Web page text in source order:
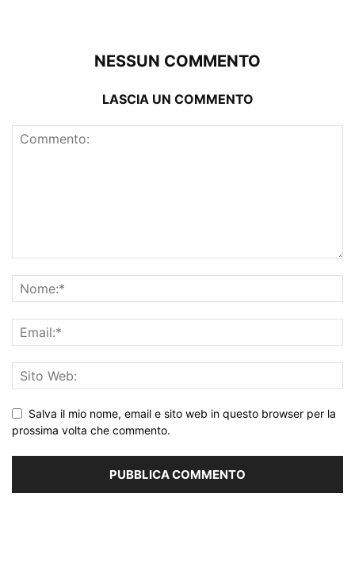
NESSUN COMMENTO
LASCIA UN COMMENTO
Salva il mio nome, email e sito web in questo browser per la
prossima volta che commento.